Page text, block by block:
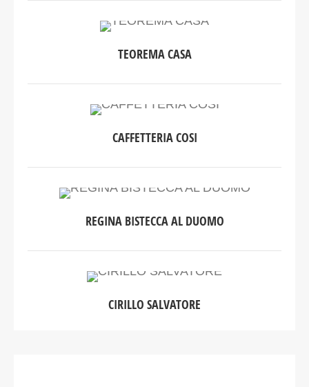
TEOREMA CASA
CAFFETTERIA COSI
REGINA BISTECCA AL DUOMO
CIRILLO SALVATORE